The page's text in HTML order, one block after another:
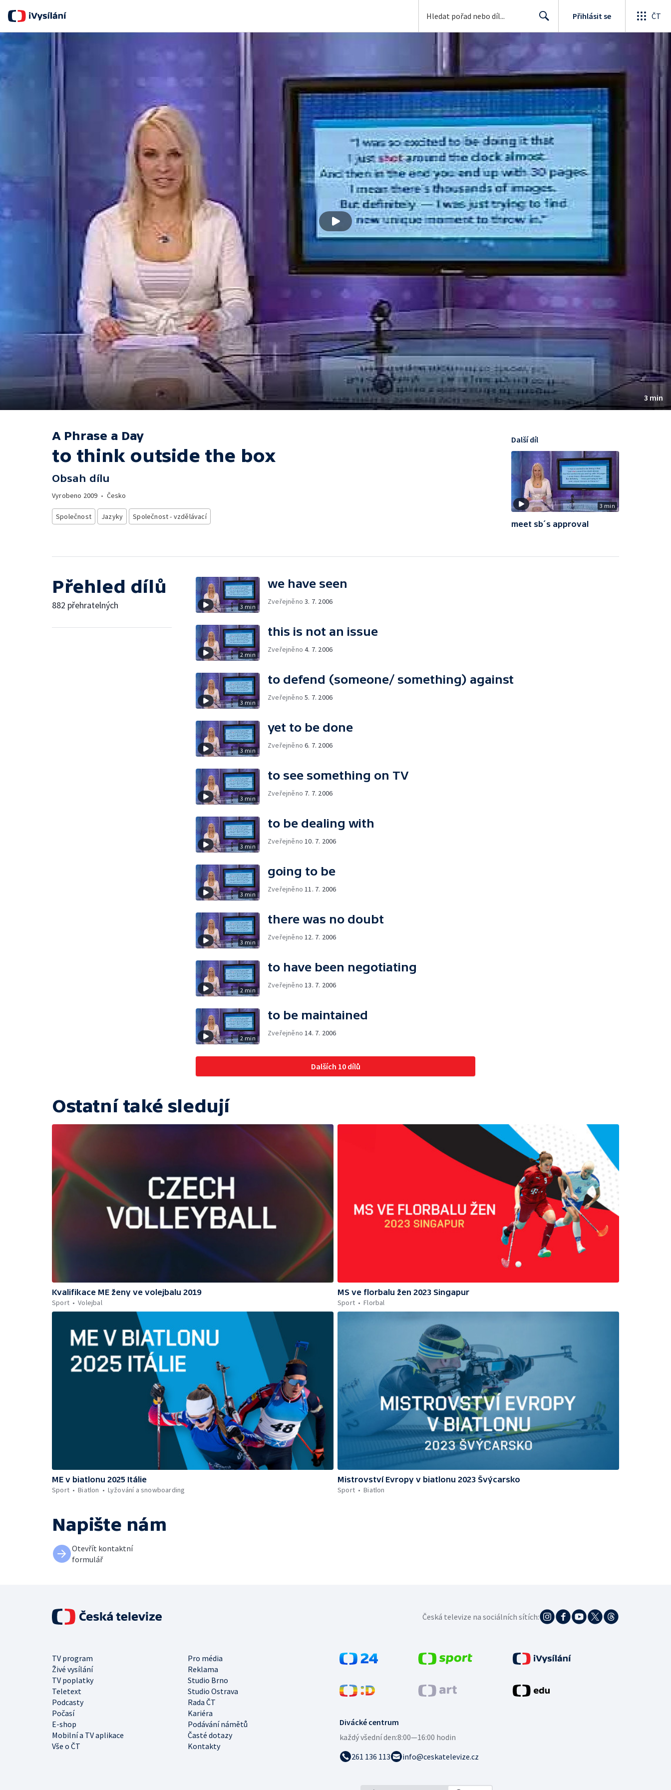
Přihlásit se ČT
3 min
A Phrase a Day
to think outside the box
Obsah dílu
Vyrobeno 2009 • Česko
Společnost Jazyky Společnost - vzdělávací
3 min
Další díl
meet sb´s approval
Přehled dílů
882 přehratelných 3 min
we have seen
Zveřejněno3. 7. 2006
2 min
this is not an issue
Zveřejněno4. 7. 2006
3 min
to defend (someone/ something) against
Zveřejněno5. 7. 2006
3 min
yet to be done
Zveřejněno6. 7. 2006
3 min
to see something on TV
Zveřejněno 7. 7. 2006
3 min
to be dealing with
Zveřejněno 10. 7. 2006
3 min
going to be
Zveřejněno 11. 7. 2006
3 min
there was no doubt
Zveřejněno 12. 7. 2006
2 min
to have been negotiating
Zveřejněno 13. 7. 2006
2 min
to be maintained
Zveřejněno 14. 7. 2006
Dalších 10 dílů
Ostatní také sledují
Kvalifikace ME ženy ve volejbalu 2019
Sport
Volejbal
MS ve florbalu žen 2023 Singapur
Sport
Florbal
ME v biatlonu 2025 Itálie
Sport
Biatlon Lyžování a snowboarding
Mistrovství Evropy v biatlonu 2023 Švýcarsko
Sport
Biatlon
Napište nám
Otevřít kontaktní
formulář
Divácké centrum
každý všední den:8:00—16:00 hodin
261 136 113
info@ceskatelevize.cz
TV program
Pro média
Živé vysílání
Reklama
TV poplatky
Studio Brno
Teletext
Studio Ostrava
Podcasty
Rada ČT
Počasí
Kariéra
E-shop
Podávání námětů
Mobilní a TV aplikace
Časté dotazy
Vše o ČT
Kontakty
Česká televize na sociálních sítích: